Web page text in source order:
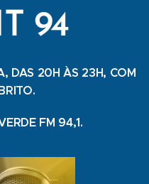
94
DAS 20H ÀS 23H, COM
FM 94,1.